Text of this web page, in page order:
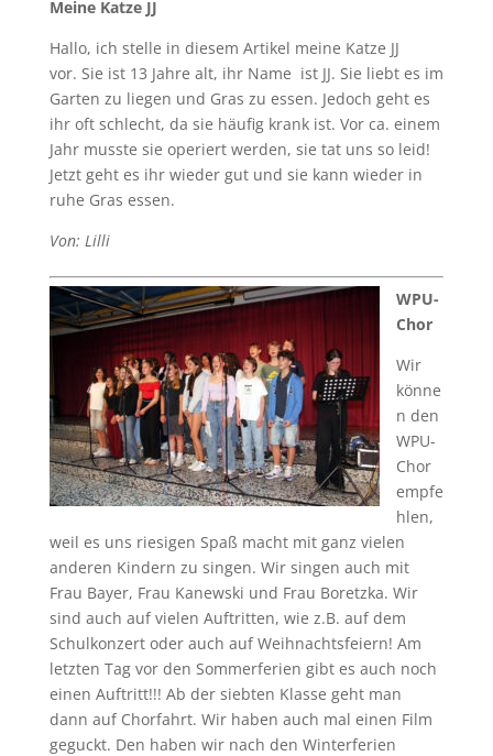
Meine Katze JJ
Hallo, ich stelle in diesem Artikel meine Katze JJ
vor. Sie ist 13 Jahre alt, ihr Name ist JJ. Sie liebt es im
Garten zu liegen und Gras zu essen. Jedoch geht es
ihr oft schlecht, da sie häufig krank ist. Vor ca. einem
Jahr musste sie operiert werden, sie tat uns so leid!
Jetzt geht es ihr wieder gut und sie kann wieder in
ruhe Gras essen.
Von: Lilli
WPU-
Chor
Wir
könne
n den
WPU-
Chor
empfe
hlen,
weil es uns riesigen Spaß macht mit ganz vielen
anderen Kindern zu singen. Wir singen auch mit
Frau Bayer, Frau Kanewski und Frau Boretzka. Wir
sind auch auf vielen Auftritten, wie z.B. auf dem
Schulkonzert oder auch auf Weihnachtsfeiern! Am
letzten Tag vor den Sommerferien gibt es auch noch
einen Auftritt!!! Ab der siebten Klasse geht man
dann auf Chorfahrt. Wir haben auch mal einen Film
geguckt. Den haben wir nach den Winterferien